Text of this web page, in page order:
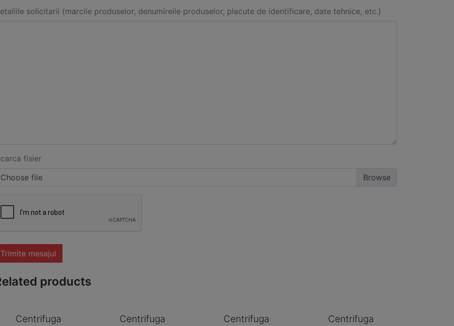
solicitarii (marcile produselor, denumireile produselor, placute de identificare, date tehnice, etc.)
fisier
Choose file
Trimite mesajul
products
Centrifuga
Centrifuga
Centrifuga
Centrifuga